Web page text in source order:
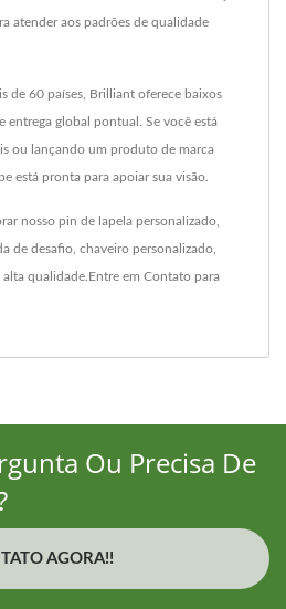
atender aos padrões de qualidade
de 60 países, Brilliant oferece baixos
entrega global pontual. Se você está
ou lançando um produto de marca
está pronta para apoiar sua visão.
nosso pin de lapela personalizado
de desafio chaveiro personalizado
alta qualidade. Entre em Contato para
Ou Precisa De
AGORA!!